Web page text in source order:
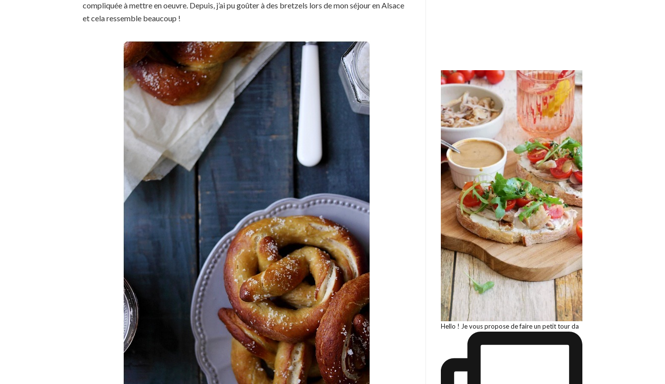
compliquée à mettre en oeuvre. Depuis, j’ai pu goûter à des bretzels lors de mon séjour en Alsace
et cela ressemble beaucoup !
Hello ! Je vous propose de faire un petit tour da